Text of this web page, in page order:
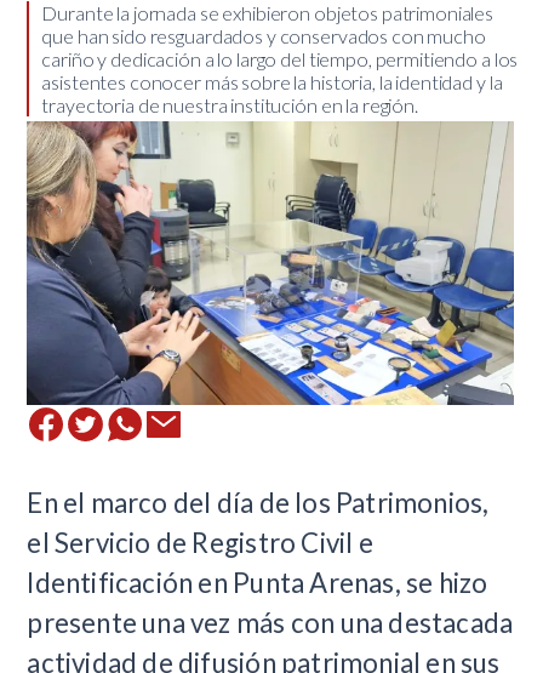
Durante la jornada se exhibieron objetos patrimoniales
que han sido resguardados y conservados con mucho
cariño y dedicación a lo largo del tiempo, permitiendo a los
asistentes conocer más sobre la historia, la identidad y la
trayectoria de nuestra institución en la región.
En el marco del día de los Patrimonios,
el Servicio de Registro Civil e
Identificación en Punta Arenas, se hizo
presente una vez más con una destacada
actividad de difusión patrimonial en sus